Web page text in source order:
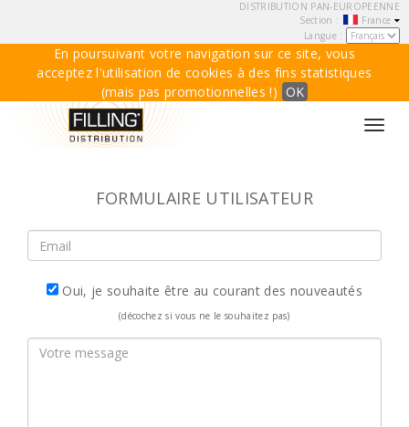
DISTRIBUTION PAN-EUROPEENNE
Section :
France
Langue :
En poursuivant votre navigation sur ce site, vous
acceptez l'utilisation de cookies à des fins statistiques
(mais pas promotionnelles !) OK
FORMULAIRE UTILISATEUR
Oui, je souhaite être au courant des nouveautés
(décochez si vous ne le souhaitez pas)